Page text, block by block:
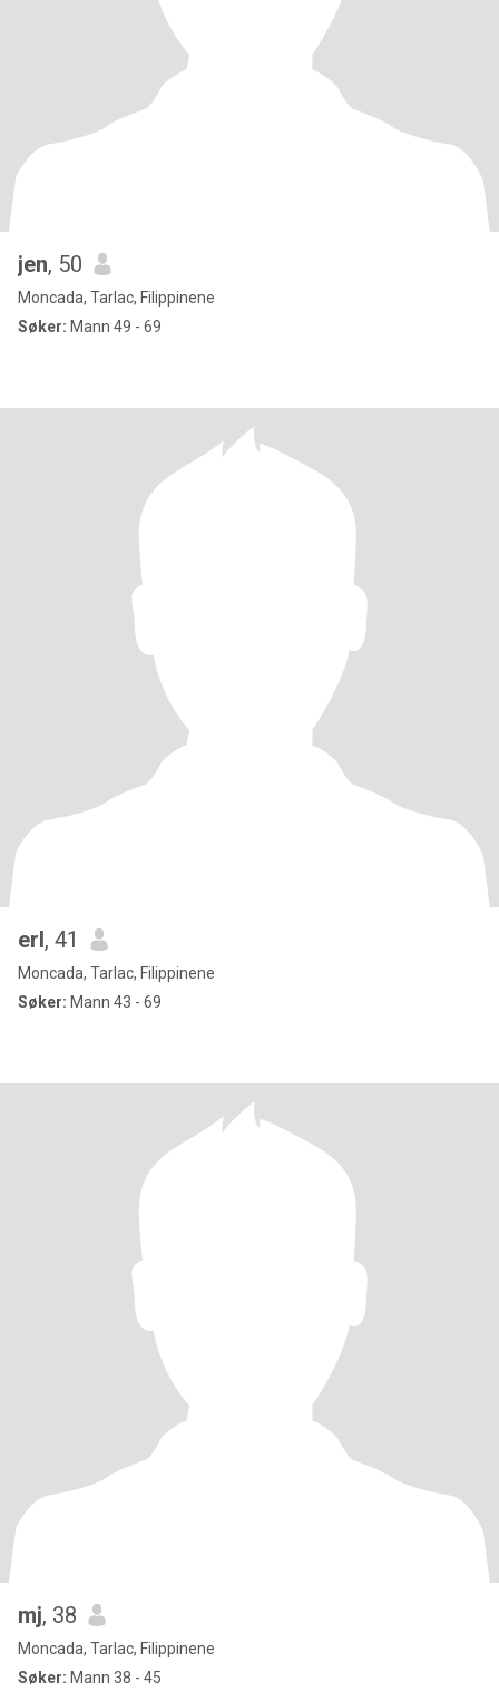
jen, 50
Moncada, Tarlac, Filippinene
Søker: Mann 49 - 69
erl, 41
Moncada, Tarlac, Filippinene
Søker: Mann 43 - 69
mj, 38
Moncada, Tarlac, Filippinene
Søker: Mann 38 - 45